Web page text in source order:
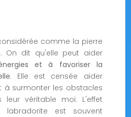
comme la pierre
. On dit qu'elle peut aider
et à favoriser la
. Elle est censée aider
à surmonter les obstacles
véritable moi. L'effet
est souvent